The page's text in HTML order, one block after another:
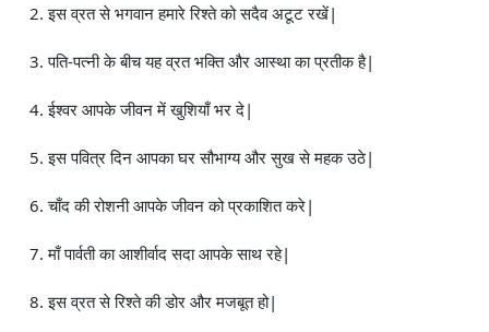
इस व्रत से भगवान हमारे रिश्ते को सदैव अटूट रखें|
पति-पत्नी के बीच यह व्रत भक्ति और आस्था का प्रतीक है|
ईश्वर आपके जीवन में खुशियाँ भर दे|
इस पवित्र दिन आपका घर सौभाग्य और सुख से महक उठे|
चाँद की रोशनी आपके जीवन को प्रकाशित करे|
माँ पार्वती का आशीर्वाद सदा आपके साथ रहे|
इस व्रत से रिश्ते की डोर और मजबूत हो|